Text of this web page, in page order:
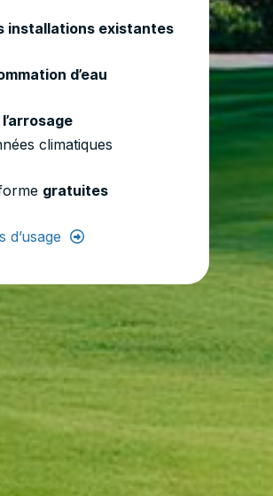
installations existantes
d’eau
climatiques
gratuites
d’usage